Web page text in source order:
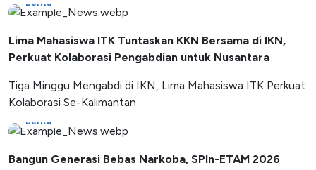
Berita
Lima Mahasiswa ITK Tuntaskan KKN Bersama di IKN,
Perkuat Kolaborasi Pengabdian untuk Nusantara
Tiga Minggu Mengabdi di IKN, Lima Mahasiswa ITK Perkuat
Kolaborasi Se-Kalimantan
Berita
Bangun Generasi Bebas Narkoba, SPIn-ETAM 2026